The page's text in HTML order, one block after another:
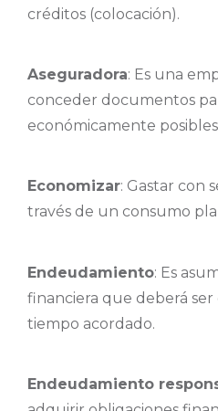
créditos (colocación).
Aseguradora: Es una
conceder documentos
económicamente posibles
Economizar: Gastar con
través de un consumo
Endeudamiento: Es
financiera que deberá
tiempo acordado.
Endeudamiento